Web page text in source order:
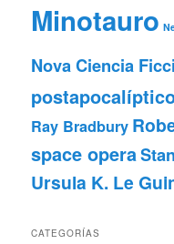
Minotauro
Nova Ciencia
Ray Bradbury
space opera
Ursula K. Le
CATEGORÍAS